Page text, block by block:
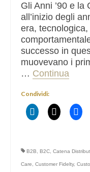
Gli Anni ’90 e
all’inizio degli
era,
successo in
muovevano i
… Continua
Condividi:
B2B, B2C, Catena
Care, Customer Fidelty,